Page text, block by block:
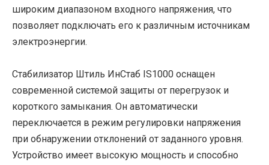
широким диапазоном входного напряжения, что
позволяет подключать его к различным источникам
электроэнергии.
Стабилизатор Штиль ИнСтаб IS1000 оснащен
современной системой защиты от перегрузок и
короткого замыкания. Он автоматически
переключается в режим регулировки напряжения
при обнаружении отклонений от заданного уровня.
Устройство имеет высокую мощность и способно